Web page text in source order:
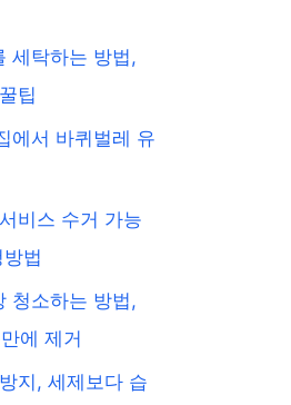
세탁하는 방법,
팁
에서 바퀴벌레 유
비스 수거 가능
법
청소하는 방법,
에 제거
지, 세제보다 습